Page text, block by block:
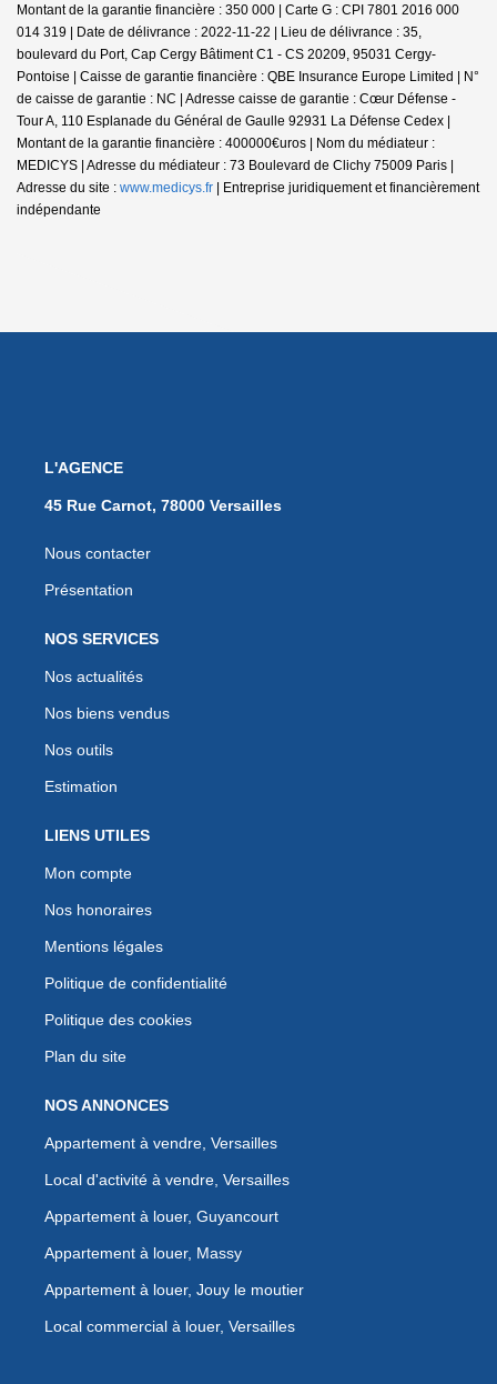
Montant de la garantie financière : 350 000 | Carte G : CPI 7801 2016 000
014 319 | Date de délivrance : 2022-11-22 | Lieu de délivrance : 35,
boulevard du Port, Cap Cergy Bâtiment C1 - CS 20209, 95031 Cergy-
Pontoise | Caisse de garantie financière : QBE Insurance Europe Limited | N°
de caisse de garantie : NC | Adresse caisse de garantie : Cœur Défense -
Tour A, 110 Esplanade du Général de Gaulle 92931 La Défense Cedex |
Montant de la garantie financière : 400000€uros | Nom du médiateur :
MEDICYS | Adresse du médiateur : 73 Boulevard de Clichy 75009 Paris |
Adresse du site : www.medicys.fr | Entreprise juridiquement et financièrement
indépendante
L'AGENCE
45 Rue Carnot, 78000 Versailles
Nous contacter
Présentation
NOS SERVICES
Nos actualités
Nos biens vendus
Nos outils
Estimation
LIENS UTILES
Mon compte
Nos honoraires
Mentions légales
Politique de confidentialité
Politique des cookies
Plan du site
NOS ANNONCES
Appartement à vendre, Versailles
Local d'activité à vendre, Versailles
Appartement à louer, Guyancourt
Appartement à louer, Massy
Appartement à louer, Jouy le moutier
Local commercial à louer, Versailles